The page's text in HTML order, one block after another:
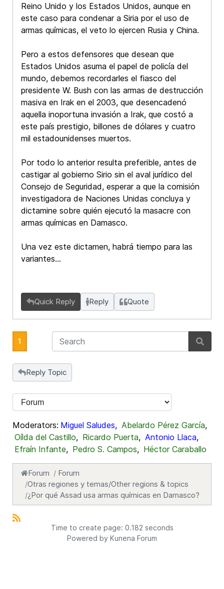
Reino Unido y los Estados Unidos, aunque en
este caso para condenar a Siria por el uso de
armas químicas, el veto lo ejercen Rusia y China.
Pero a estos defensores que desean que
Estados Unidos asuma el papel de policía del
mundo, debemos recordarles el fiasco del
presidente W. Bush con las armas de destrucción
masiva en Irak en el 2003, que desencadenó
aquella inoportuna invasión a Irak, que costó a
este país prestigio, billones de dólares y cuatro
mil estadounidenses muertos.
Por todo lo anterior resulta preferible, antes de
castigar al gobierno Sirio sin el aval jurídico del
Consejo de Seguridad, esperar a que la comisión
investigadora de Naciones Unidas concluya y
dictamine sobre quién ejecutó la masacre con
armas químicas en Damasco.
Una vez este dictamen, habrá tiempo para las
variantes...
Quick Reply Reply Quote
1
Reply Topic
Moderators: Miguel Saludes, Abelardo Pérez García,
Oílda del Castillo, Ricardo Puerta, Antonio Llaca,
Efraín Infante, Pedro S. Campos, Héctor Caraballo
Forum
Forum
Otras regiones y temas/Other regions & topics
¿Por qué Assad usa armas químicas en Damasco?
Time to create page: 0.182 seconds
Powered by Kunena Forum